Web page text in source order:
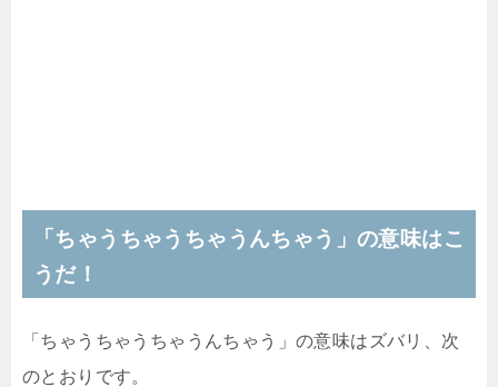
「ちゃうちゃうちゃうんちゃう」の意味はこ
うだ！
「ちゃうちゃうちゃうんちゃう」の意味はズバリ、次
のとおりです。